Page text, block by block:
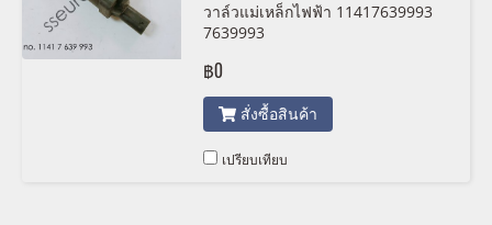
วาล์วแม่เหล็กไฟฟ้า 11417639993
7639993
฿0
สั่งซื้อสินค้า
เปรียบเทียบ